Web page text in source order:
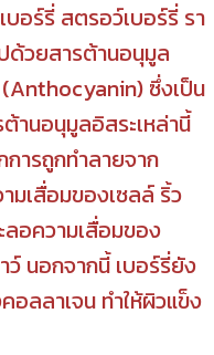
บอร์รี่ สตรอว์เบอร์รี่ รา
ด้วยสารต้านอนุมูล
(Anthocyanin) ซึ่งเป็น
านอนุมูลอิสระเหล่านี้
ารถูกทำลายจาก
มเสื่อมของเซลล์ ริ้ว
ลอความเสื่อมของ
นอกจากนี้ เบอร์รี่ยัง
อลลาเจน ทำให้ผิวแข็ง